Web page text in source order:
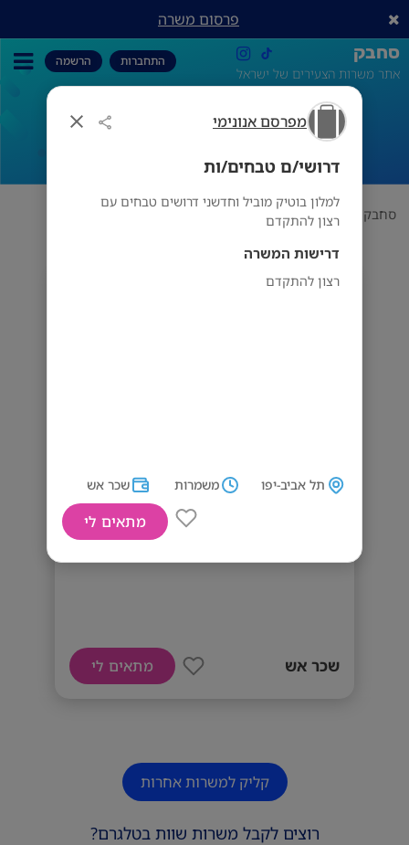
מפרסם אנונימי
דרושי/ם טבחים/ות
למלון בוטיק מוביל וחדשני דרושים טבחים עם
רצון להתקדם
דרישות המשרה
רצון להתקדם
תל אביב-יפו משמרות שכר אש
מתאים לי
פרסום משרה
סחבק
אתר משרות הצעירים של ישראל
התחברות הרשמה
דרושי/ם טבחים/ות
סחבק אוכל מפרסם אנונימי
מפרסם אנונימי
שכר אש מתאים לי
קליק למשרות אחרות
רוצים לקבל משרות שוות בטלגרם?